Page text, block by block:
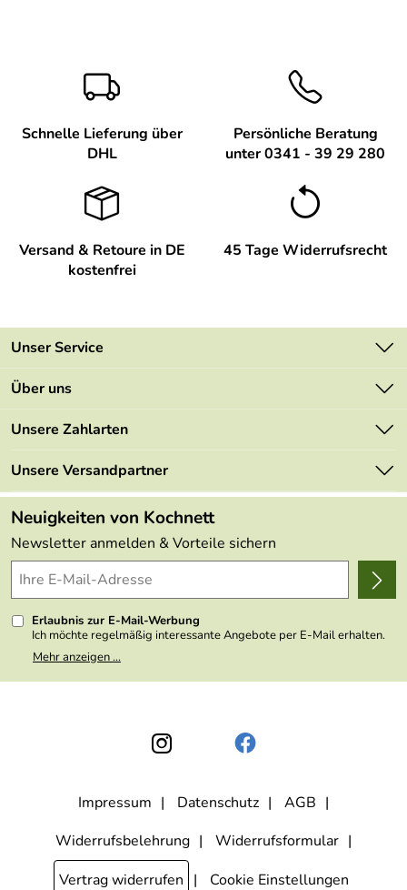
Schnelle Lieferung über
DHL
Persönliche Beratung
unter 0341 - 39 29 280
Versand & Retoure in DE
kostenfrei
45 Tage Widerrufsrecht
Unser Service
Kontakt
Retourenportal
Lieferbedingungen
Kundenlogin
Über uns
Unsere Bestseller
Neu
Kundenbewertungen (49.003)
4,9/5*****
Unsere Zahlarten
Unsere Versandpartner
Neuigkeiten von Kochnett
Newsletter anmelden & Vorteile sichern
Erlaubnis zur E-Mail-Werbung
Ich möchte regelmäßig interessante Angebote per E-Mail erhalten.
Meine E-Mail-Adresse wird nicht an andere Unternehmen
weitergegeben. Zu statistischen Zwecken wird in anonymer Form
den Link "Abmelden" am Ende des Newsletters anklicke oder die
Option Newsletter im Mitgliederbereich deaktiviere. Die
habe ich zur Kenntnis genommen.
Mehr anzeigen ...
Impressum Datenschutz
AGB
Widerrufsbelehrung
Widerrufsformular
Vertrag widerrufen
Cookie Einstellungen